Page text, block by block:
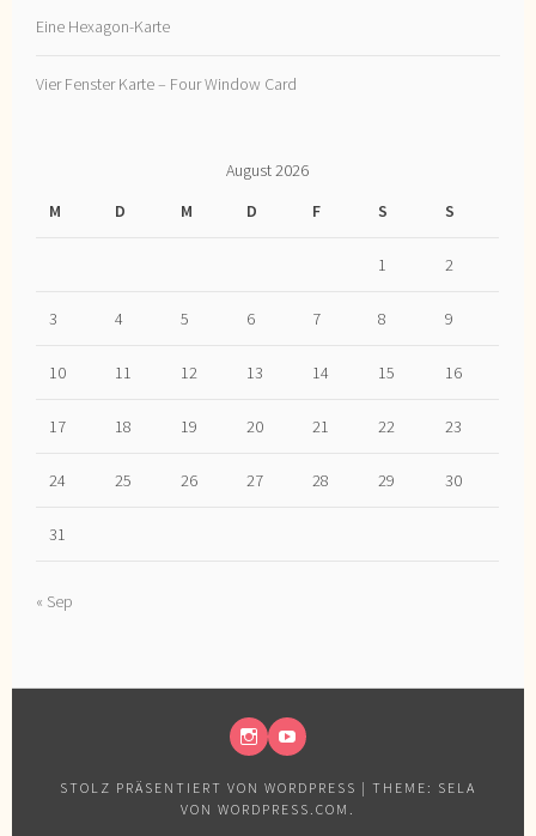
Eine Hexagon-Karte
Vier Fenster Karte – Four Window Card
August 2026
M
D M D F S S
1 2
3 4 5 6 7 8 9
10 11 12 13 14 15 16
17 18 19 20 21 22 23
24 25 26 27 28 29 30
31
« Sep
STOLZ PRÄSENTIERT VON WORDPRESS | THEME: SELA
VON WORDPRESS.COM .